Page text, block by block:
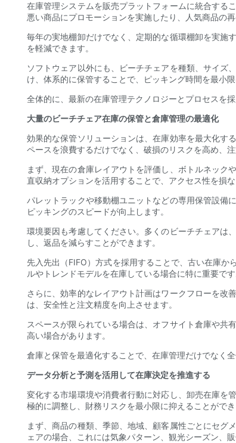
在庫管理システムを販売プラットフォームに統合する
悪い商品にプロモーションを実施したり、人気商品の
毎年の実地棚卸だけでなく、定期的な循環棚卸を実施
を軽減できます。
ソフトウェア以外にも、ビーチチェアを種類、サイズ
け、体系的に保管することで、ピッキング時間を最小
全体的に、最新の在庫管理テクノロジーとプロセスを
大量のビーチチェア在庫の保管と倉庫管理の最適化
効果的な保管ソリューションは、在庫効率を最大化す
ペースを浪費するだけでなく、破損のリスクを高め、注
まず、現在の倉庫レイアウトを評価し、ボトルネッ
直収納オプションを活用することで、アクセス性を損
パレットラックや移動棚ユニットなどの専用保管設備
ピッキングのスピードが向上します。
環境要因も考慮してください。多くのビーチチェアは
し、返品を減らすことができます。
先入先出（FIFO）方式を採用することで、古い在庫
ルやトレンドモデルを在庫している場合に特に重要です
さらに、効率的なレイアウト計画はワークフローを改
は、安全性と注文精度を向上させます。
スペースが限られている場合は、オフサイト倉庫や共
高い場合があります。
倉庫と保管を最適化することで、在庫管理だけでなく
データ分析と予測を活用して在庫決定を推進する
変化する市場環境や消費者行動に対応し、卸売在庫を
極的に調整し、財務リスクを最小限に抑えることができ
まず、商品の種類、季節、地域、顧客属性ごとにセグ
ェアの場合、これには気象パターン、観光シーズン、